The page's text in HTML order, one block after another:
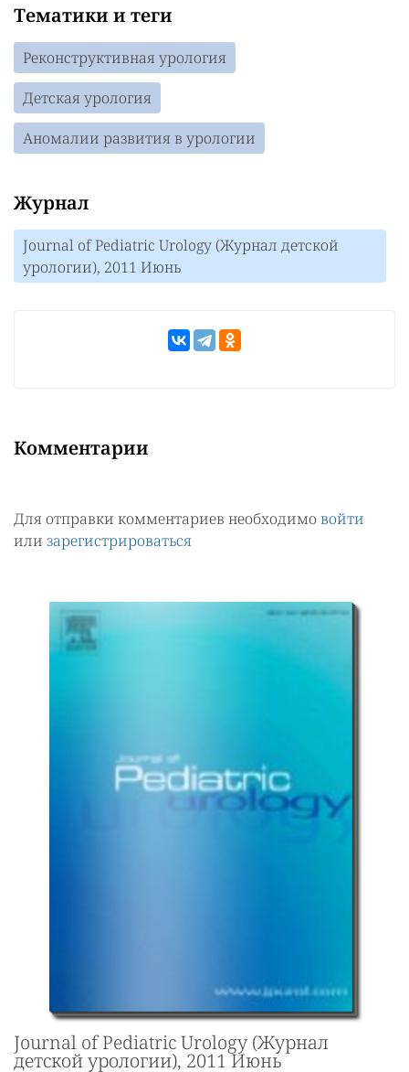
Тематики и теги
Реконструктивная урология
Детская урология
Аномалии развития в урологии
Журнал
Journal of Pediatric Urology (Журнал детской
урологии), 2011 Июнь
Комментарии
Для отправки комментариев необходимо войти
или зарегистрироваться
Journal of Pediatric Urology (Журнал
детской урологии), 2011 Июнь